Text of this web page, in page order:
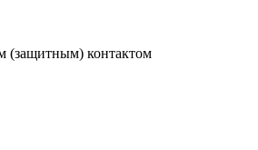
(защитным) контактом